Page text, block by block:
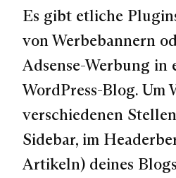
Es gibt etliche
von Werbebannern
Adsense-Werbung in
WordPress-Blog. Um
verschiedenen
Sidebar, im
Artikeln) deines